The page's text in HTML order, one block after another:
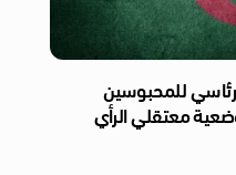
للمحبوسين
معتقلي الرأي